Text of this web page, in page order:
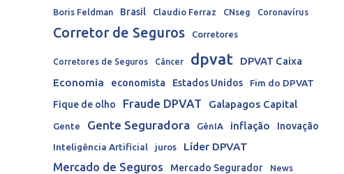
Boris Feldman Brasil Claudio Ferraz CNseg Coronavírus
Corretor de Seguros Corretores
Corretores de Seguros Câncer dpvat
DPVAT Caixa
Economia
economista Estados Unidos
Fim do DPVAT
Fique de olho
Fraude DPVAT Galapagos Capital
Gente Gente Seguradora GênIA inflação
Inovação
Inteligência Artificial
juros
Líder DPVAT
Mercado de Seguros
Mercado Segurador
News